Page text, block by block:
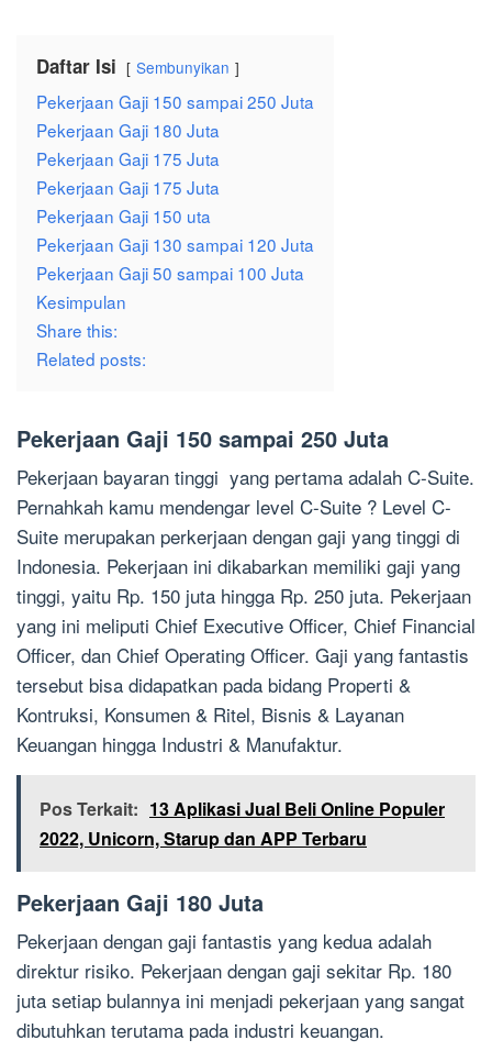
Daftar Isi Sembunyikan
Pekerjaan Gaji 150 sampai 250 Juta
Pekerjaan Gaji 180 Juta
Pekerjaan Gaji 175 Juta
Pekerjaan Gaji 175 Juta
Pekerjaan Gaji 150 uta
Pekerjaan Gaji 130 sampai 120 Juta
Pekerjaan Gaji 50 sampai 100 Juta
Kesimpulan
Share this:
Related posts:
Pekerjaan Gaji 150 sampai 250 Juta
Pekerjaan bayaran tinggi yang pertama adalah C-Suite.
Pernahkah kamu mendengar level C-Suite ? Level C-
Suite merupakan perkerjaan dengan gaji yang tinggi di
Indonesia. Pekerjaan ini dikabarkan memiliki gaji yang
tinggi, yaitu Rp. 150 juta hingga Rp. 250 juta. Pekerjaan
yang ini meliputi Chief Executive Officer, Chief Financial
Officer, dan Chief Operating Officer. Gaji yang fantastis
tersebut bisa didapatkan pada bidang Properti &
Kontruksi, Konsumen & Ritel, Bisnis & Layanan
Keuangan hingga Industri & Manufaktur.
Pos Terkait: 13 Aplikasi Jual Beli Online Populer
2022, Unicorn, Starup dan APP Terbaru
Pekerjaan Gaji 180 Juta
Pekerjaan dengan gaji fantastis yang kedua adalah
direktur risiko. Pekerjaan dengan gaji sekitar Rp. 180
juta setiap bulannya ini menjadi pekerjaan yang sangat
dibutuhkan terutama pada industri keuangan.